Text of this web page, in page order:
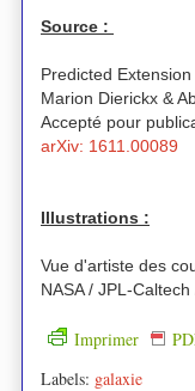
Source :
Predicted
Marion Dierickx &
Accepté pour
arXiv: 1611.00089
Illustrations :
Vue d'artiste des
NASA / JPL-
Imprimer
Labels: galaxie